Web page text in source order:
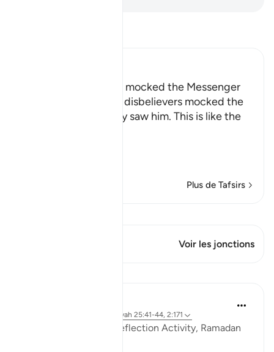
How the Disbelievers mocked the Messenger
Allah tells us how the disbelievers mocked the
Messenger when they saw him. This is like the
Plus de Tafsirs
Voir les jonctions
ayah 25:41-44, 2:171
QuranReflect Group Reflection Activity, Ramadan